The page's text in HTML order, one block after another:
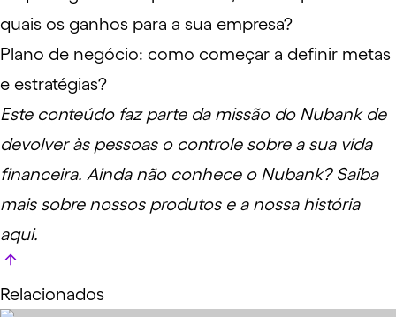
quais os ganhos para a sua empresa?
Plano de negócio: como começar a definir metas
e estratégias?
Este conteúdo faz parte da missão do Nubank de
devolver às pessoas o controle sobre a sua vida
financeira. Ainda não conhece o Nubank? Saiba
mais sobre nossos produtos e a nossa história
aqui.
Relacionados